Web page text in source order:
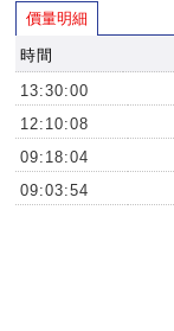
價量明細
時間
13:30:00
12:10:08
09:18:04
09:03:54